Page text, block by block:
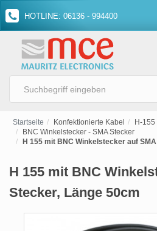
HOTLINE: 06136 - 994400
Startseite Konfektionierte Kabel
H-155
BNC Winkelstecker - SMA Stecker
H 155 mit BNC Winkelstecker auf
H 155 mit BNC
Stecker, Länge 50cm